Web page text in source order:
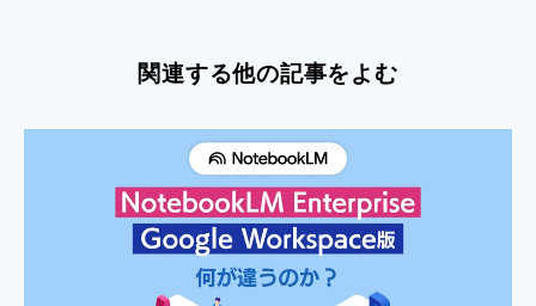
関連する他の記事をよむ